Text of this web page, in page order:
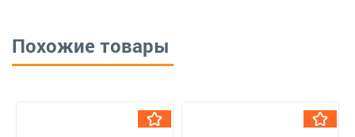
Похожие товары